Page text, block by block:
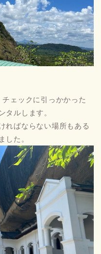
ェックに引っかかった
タルします。
ればならない場所もある
した。